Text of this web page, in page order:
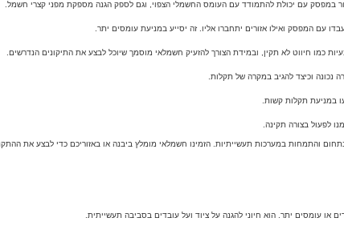
והתמחות במערכות תעשייתיות. הזמינו חשמלאי מומלץ ביבנה או באזוריכם כדי לבצע את
עומסים יתר. הוא חיוני להגנה על ציוד ועל עובדים בסביבה תעשייתית.